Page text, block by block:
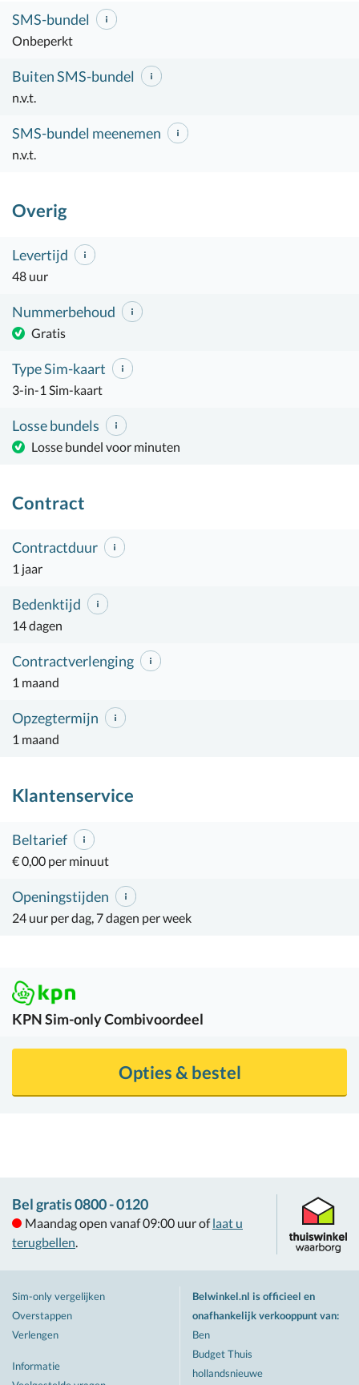
SMS-bundel
Onbeperkt
Buiten SMS-bundel
n.v.t.
SMS-bundel meenemen
n.v.t.
Overig
Levertijd
48 uur
Nummerbehoud
Gratis
Type Sim-kaart
3-in-1 Sim-kaart
Losse bundels
Losse bundel voor minuten
Contract
Contractduur
1 jaar
Bedenktijd
14 dagen
Contractverlenging
1 maand
Opzegtermijn
1 maand
Klantenservice
Beltarief
€ 0,00 per minuut
Openingstijden
24 uur per dag, 7 dagen per week
KPNSim-only Combivoordeel
Opties & bestel
Bel gratis 0800 - 0120
Maandag open vanaf 09:00 uur of laat u
terugbellen.
Sim-only vergelijken
Overstappen
Verlengen
Informatie
Belwinkel.nl is officieel en
onafhankelijk verkooppunt van:
Ben
Budget Thuis
hollandsnieuwe